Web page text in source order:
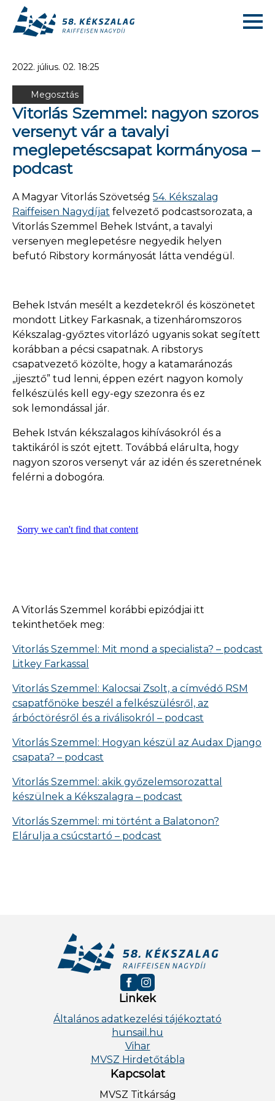
2022. július. 02. 18:25
Megosztás
Vitorlás Szemmel: nagyon szoros
versenyt vár a tavalyi
meglepetéscsapat kormányosa –
podcast
A Magyar Vitorlás Szövetség 54. Kékszalag
Raiffeisen Nagydíjat felvezető podcastsorozata, a
Vitorlás Szemmel Behek Istvánt, a tavalyi
versenyen meglepetésre negyedik helyen
befutó Ribstory kormányosát látta vendégül.
Behek István mesélt a kezdetekről és köszönetet
mondott Litkey Farkasnak, a tizenháromszoros
Kékszalag-győztes vitorlázó ugyanis sokat segített
korábban a pécsi csapatnak. A ribstorys
csapatvezető közölte, hogy a katamaránozás
„ijesztő” tud lenni, éppen ezért nagyon komoly
felkészülés kell egy-egy szezonra és ez
sok lemondással jár.
Behek István kékszalagos kihívásokról és a
taktikáról is szót ejtett. Továbbá elárulta, hogy
nagyon szoros versenyt vár az idén és szeretnének
felérni a dobogóra.
A Vitorlás Szemmel korábbi epizódjai itt
tekinthetőek meg:
Vitorlás Szemmel: Mit mond a specialista? – podcast
Litkey Farkassal
Vitorlás Szemmel: Kalocsai Zsolt, a címvédő RSM
csapatfőnöke beszél a felkészülésről, az
árbóctörésről és a riválisokról – podcast
Vitorlás Szemmel: Hogyan készül az Audax Django
csapata? – podcast
Vitorlás Szemmel: akik győzelemsorozattal
készülnek a Kékszalagra – podcast
Vitorlás Szemmel: mi történt a Balatonon?
Elárulja a csúcstartó – podcast
Linkek
Általános adatkezelési tájékoztató
hunsail.hu
Vihar
MVSZ Hirdetőtábla
Kapcsolat
MVSZ Titkárság